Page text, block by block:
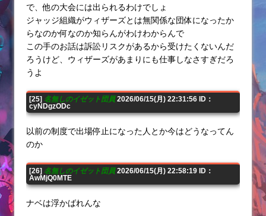
で、他の大会には出られるわけでしょ
ジャッジ組織がウィザーズとは無関係な団体になったか
らなのか何なのか知らんがわけわからんで
この手のお話は訴訟リスクがあるから受けたくないんだ
ろうけど、ウィザーズがあまりにも仕事しなさすぎだろ
うよ
[25] 名無しのイゼット団員2026/06/15(月) 22:31:56 ID：
cyNDgzODc
以前の制度で出場停止になった人とか今はどうなってん
のか
[26] 名無しのイゼット団員2026/06/15(月) 22:58:19 ID：
AwMjQ0MTE
ナベは浮かばれんな